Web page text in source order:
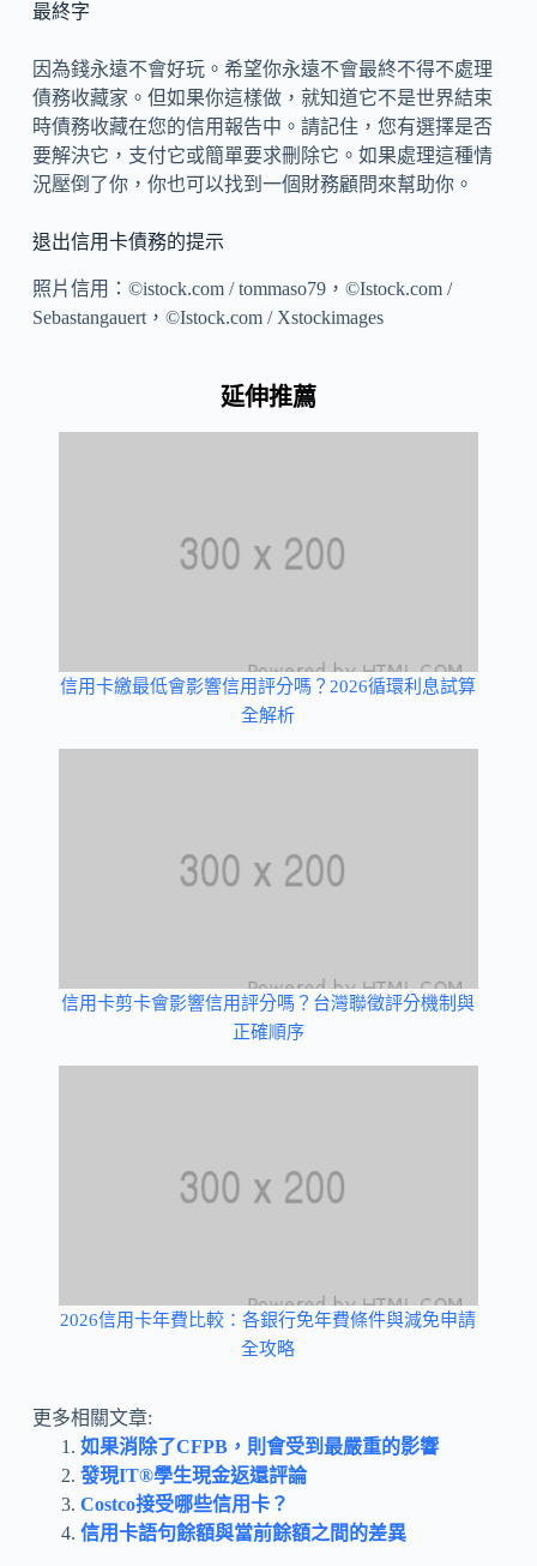
最終字
因為錢永遠不會好玩。希望你永遠不會最終不得不處理
債務收藏家。但如果你這樣做，就知道它不是世界結束
時債務收藏在您的信用報告中。請記住，您有選擇是否
要解決它，支付它或簡單要求刪除它。如果處理這種情
況壓倒了你，你也可以找到一個財務顧問來幫助你。
退出信用卡債務的提示
照片信用：©istock.com / tommaso79，©Istock.com /
Sebastangauert，©Istock.com / Xstockimages
延伸推薦
信用卡繳最低會影響信用評分嗎？2026循環利息試算
全解析
信用卡剪卡會影響信用評分嗎？台灣聯徵評分機制與
正確順序
2026信用卡年費比較：各銀行免年費條件與減免申請
全攻略
更多相關文章:
如果消除了CFPB，則會受到最嚴重的影響
發現IT®學生現金返還評論
Costco接受哪些信用卡？
信用卡語句餘額與當前餘額之間的差異